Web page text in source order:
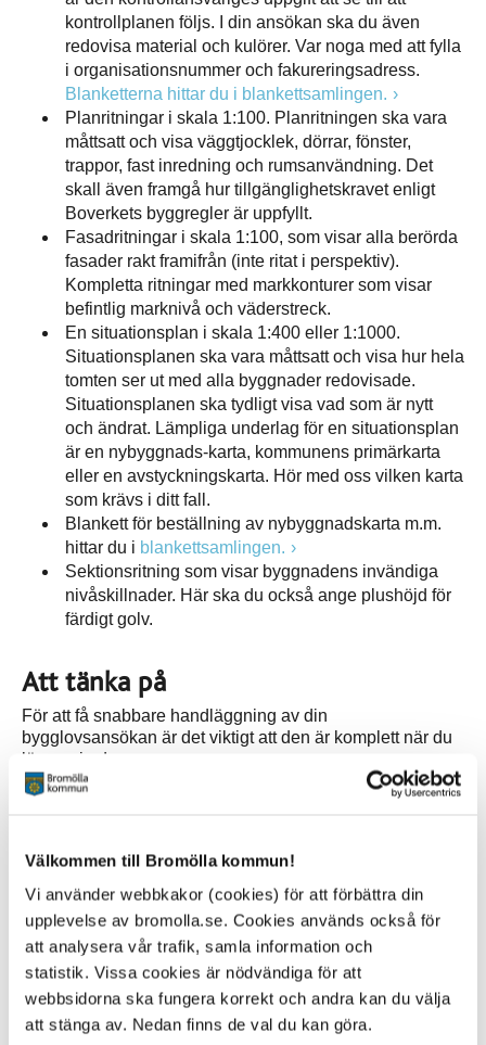
Välkommen till Bromölla kommun!
Vi använder webbkakor (cookies) för att förbättra din
upplevelse av bromolla.se. Cookies används också för
att analysera vår trafik, samla information och
statistik. Vissa cookies är nödvändiga för att
webbsidorna ska fungera korrekt och andra kan du välja
att stänga av. Nedan finns de val du kan göra.
kontrollplanen följs. I din ansökan ska du även
redovisa material och kulörer. Var noga med att fylla
i organisationsnummer och fakureringsadress.
Blanketterna hittar du i blankettsamlingen.
Planritningar i skala 1:100. Planritningen ska vara
måttsatt och visa väggtjocklek, dörrar, fönster,
trappor, fast inredning och rumsanvändning. Det
skall även framgå hur tillgänglighetskravet enligt
Boverkets byggregler är uppfyllt.
Fasadritningar i skala 1:100, som visar alla berörda
fasader rakt framifrån (inte ritat i perspektiv).
Kompletta ritningar med markkonturer som visar
befintlig marknivå och väderstreck.
En situationsplan i skala 1:400 eller 1:1000.
Situationsplanen ska vara måttsatt och visa hur hela
tomten ser ut med alla byggnader redovisade.
Situationsplanen ska tydligt visa vad som är nytt
och ändrat. Lämpliga underlag för en situationsplan
är en nybyggnads-karta, kommunens primärkarta
eller en avstyckningskarta. Hör med oss vilken karta
som krävs i ditt fall.
Blankett för beställning av nybyggnadskarta m.m.
hittar du i blankettsamlingen.
Sektionsritning som visar byggnadens invändiga
nivåskillnader. Här ska du också ange plushöjd för
färdigt golv.
Att tänka på
För att få snabbare handläggning av din
bygglovsansökan är det viktigt att den är komplett när du
lämnar in den.
Om du behöver lämna in fler handlingar till den tekniska
Ska du sätta upp fristående skyltar behöver du redovisa
även dem. Skicka med måttsatta ritningar på skylten,
fotomontage och situationsplan där du redovisar skyltens
läge. Det finns en särskild blankett på kommunens
hemsida när man ansöker om bygglov för skyltar.
När din ansökan kommit in granskar vi den. Vi kan då
behöva ta kontakt med dina grannar och/eller berörda